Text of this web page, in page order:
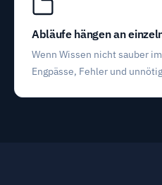
Abläufe hängen an
Wenn Wissen nicht sauber
Engpässe, Fehler und